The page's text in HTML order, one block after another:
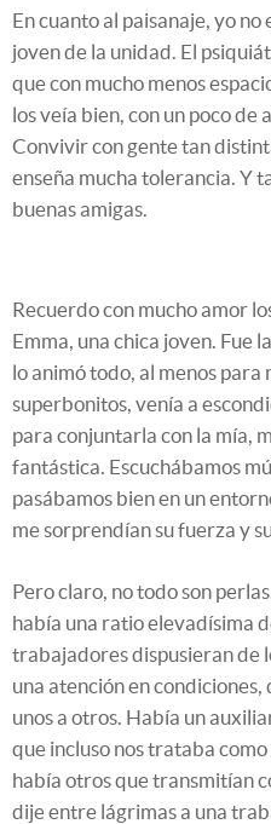
En cuanto al paisanaje, yo no
joven de la unidad. El
que con mucho menos
los veía bien, con un poco de
Convivir con gente tan
enseña mucha tolerancia. Y
buenas amigas.
Recuerdo con mucho amor
Emma, una chica joven. Fue
lo animó todo, al menos para
superbonitos, venía a
para conjuntarla con la mía,
fantástica. Escuchábamos
pasábamos bien en un
me sorprendían su fuerza y
Pero claro, no todo son
había una ratio elevadísima
trabajadores dispusieran de
una atención en
unos a otros. Había un
que incluso nos trataba
había otros que transmitían
dije entre lágrimas a una